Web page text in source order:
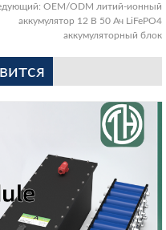
OEM/ODM литий-ионный
аккумулятор 12 В 50 Ач LiFePO4
аккумуляторный блок